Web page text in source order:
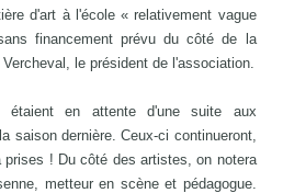
d'art à l'école « relativement vague
financement prévu du côté de la
le président de l'association.
étaient en attente d'une suite aux
saison dernière. Ceux-ci continueront,
! Du côté des artistes, on notera
metteur en scène et pédagogue.